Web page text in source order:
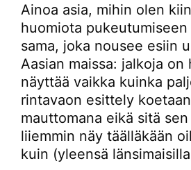
Ainoa asia, mihin olen
huomiota
sama, joka nousee esiin
Aasian maissa: jalkoja on
näyttää vaikka kuinka
rintavaon esittely
mauttomana eikä sitä
liiemmin näy täälläkään
kuin (yleensä